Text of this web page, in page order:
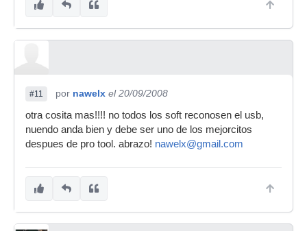
#11 por nawelx el 20/09/2008
otra cosita mas!!!! no todos los soft reconosen el usb,
nuendo anda bien y debe ser uno de los mejorcitos
despues de pro tool. abrazo! nawelx@gmail.com